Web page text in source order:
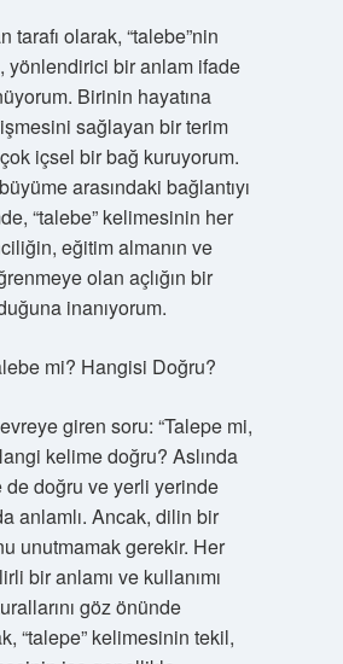
tarafı olarak, “talebe”nin
yönlendirici bir anlam ifade
Birinin hayatına
sağlayan bir terim
içsel bir bağ kuruyorum.
arasındaki bağlantıyı
“talebe” kelimesinin her
eğitim almanın ve
olan açlığın bir
inanıyorum.
mi? Hangisi Doğru?
giren soru: “Talepe mi,
kelime doğru? Aslında
de doğru ve yerli yerinde
anlamlı. Ancak, dilin bir
unutmamak gerekir. Her
bir anlamı ve kullanımı
göz önünde
“talepe” kelimesinin tekil,